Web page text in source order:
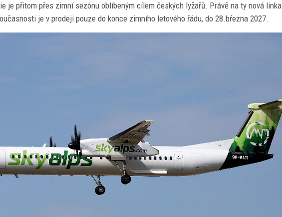
je přitom přes zimní sezónu oblíbeným cílem českých lyžařů. Právě na ty nová linka
je v prodeji pouze do konce zimního letového řádu, do 28.bŕezna 2027.